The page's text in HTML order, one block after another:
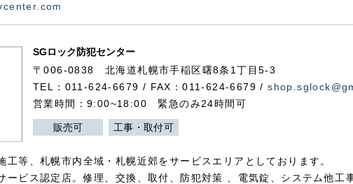
SGロック防犯センター
〒006-0838 北海道札幌市手稲区曙8条1丁目5-3
TEL：011-624-6679 / FAX：011-624-6679 /
営業時間：9:00~18:00 緊急のみ24時間可
販売可 工事・取付可
工等、札幌市内全域・札幌近郊をサービスエリアとしております。
ービス認定店。修理、交換、取付、防犯対策 、電気錠、システム他工